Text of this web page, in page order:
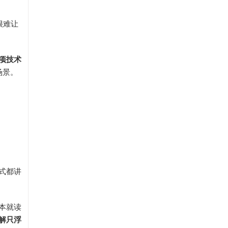
难让
技术
。
都讲
就读
只浮